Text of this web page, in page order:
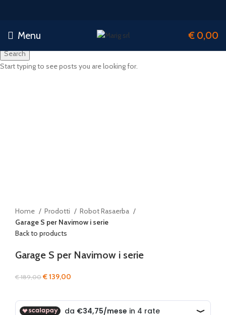
Menu € 0,00
Home Prodotti
Robot Rasaerba
Garage S per Navimow i serie
Back to products
Garage S per Navimow i serie
€189,00Il
era:
€139,00
è:
Search
Start typing to see posts you are looking for.